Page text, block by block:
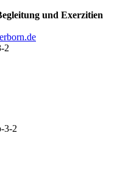
und Exerzitien